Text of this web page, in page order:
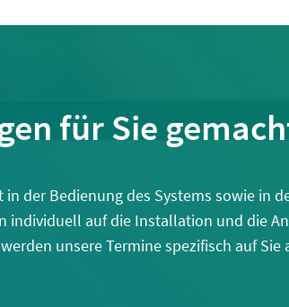
für Sie
der Bedienung des Systems sowie in
individuell auf die Installation und die
unsere Termine spezifisch auf Sie